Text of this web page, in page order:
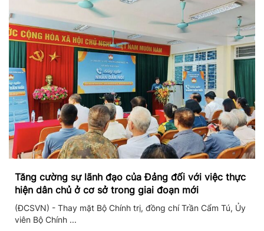
Tăng cường sự lãnh đạo của Đảng đối với việc thực
hiện dân chủ ở cơ sở trong giai đoạn mới
(ĐCSVN) - Thay mặt Bộ Chính trị, đồng chí Trần Cẩm Tú, Ủy
viên Bộ Chính ...